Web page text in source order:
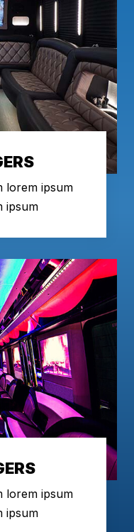
lorem ipsum
ipsum
lorem ipsum
ipsum